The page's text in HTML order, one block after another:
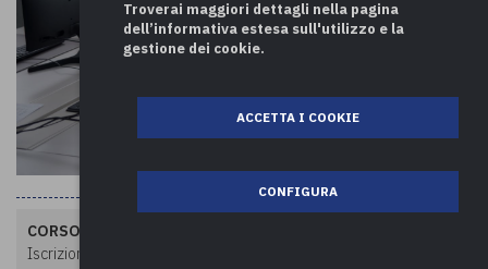
CORSO A PAGAMENTO
Iscrizioni a numero chiuso
Troverai maggiori dettagli nella pagina
dell’informativa estesa sull'utilizzo e la
gestione dei cookie.
ACCETTA I COOKIE
CONFIGURA